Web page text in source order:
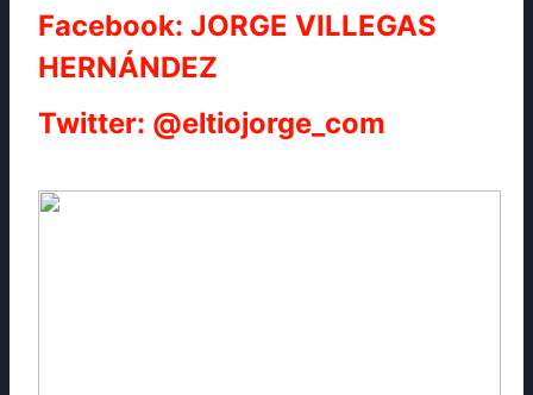
Facebook: JORGE VILLEGAS
HERNÁNDEZ
Twitter: @eltiojorge_com